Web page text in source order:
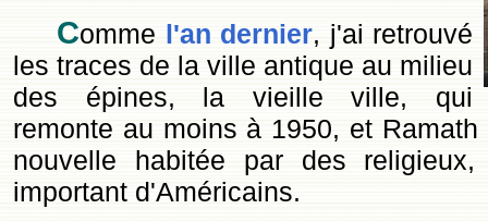
Comme l'an dernier, j'ai retrouvé
les traces de la ville antique au milieu
des épines, la vieille ville, qui
remonte au moins à 1950, et
nouvelle habitée par des
important d'Américains.